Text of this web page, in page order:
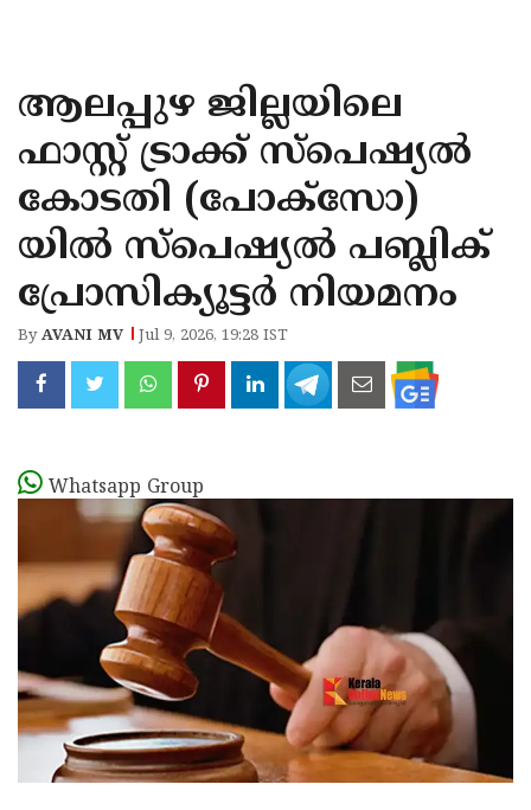
KANNUR
KASARAGOD
ആലപ്പുഴ ജില്ലയിലെ
ഫാസ്റ്റ് ട്രാക്ക് സ്പെഷ്യൽ
കോടതി (പോക്‌സോ)
യിൽ സ്പെഷ്യൽ പബ്ലിക്
പ്രോസിക്യൂട്ടർ നിയമനം
ByAVANI MV Jul 9, 2026, 19:28 IST
Whatsapp Group